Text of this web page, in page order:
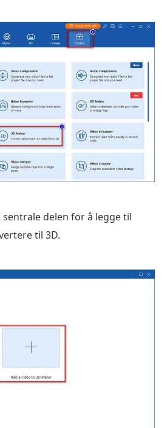
sentrale delen for å legge til
til 3D.